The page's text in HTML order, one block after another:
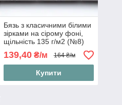
Бязь з класичними білими
зірками на сірому фоні,
щільність 135 г/м2 (№8)
139,40₴/м 164 ₴/м
Купити